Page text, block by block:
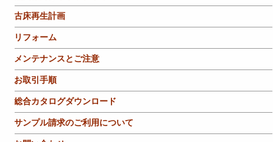
古床再生計画
リフォーム
メンテナンスとご注意
お取引手順
総合カタログダウンロード
サンプル請求のご利用について